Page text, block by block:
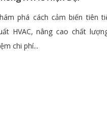
phá cách cảm biến tiên
HVAC, nâng cao chất
chi phí...